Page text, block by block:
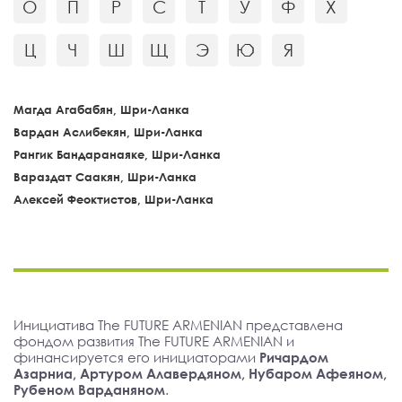
О П Р С Т У Ф Х
Ц Ч Ш Щ Э Ю Я
Магда Агабабян, Шри-Ланка
Вардан Аслибекян, Шри-Ланка
Рангик Бандаранаяке, Шри-Ланка
Вараздат Саакян, Шри-Ланка
Алексей Феоктистов, Шри-Ланка
Инициатива The FUTURE ARMENIAN представлена
фондом развития The FUTURE ARMENIAN и
финансируется его инициаторами Ричардом
Азарниа, Артуром Алавердяном, Нубаром Афеяном,
Рубеном Варданяном.